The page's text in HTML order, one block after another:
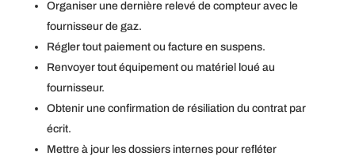
Organiser une dernière relevé de compteur avec le
fournisseur de gaz.
Régler tout paiement ou facture en suspens.
Renvoyer tout équipement ou matériel loué au
fournisseur.
Obtenir une confirmation de résiliation du contrat par
écrit.
Mettre à jour les dossiers internes pour refléter